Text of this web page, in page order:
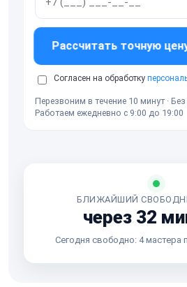
Рассчитать точную
Согласен на обработку
Перезвоним в течение 10 минут ·
Работаем ежедневно с 9:00 до 19:00
БЛИЖАЙШИЙ
через 32
Сегодня свободно: 4 мастера